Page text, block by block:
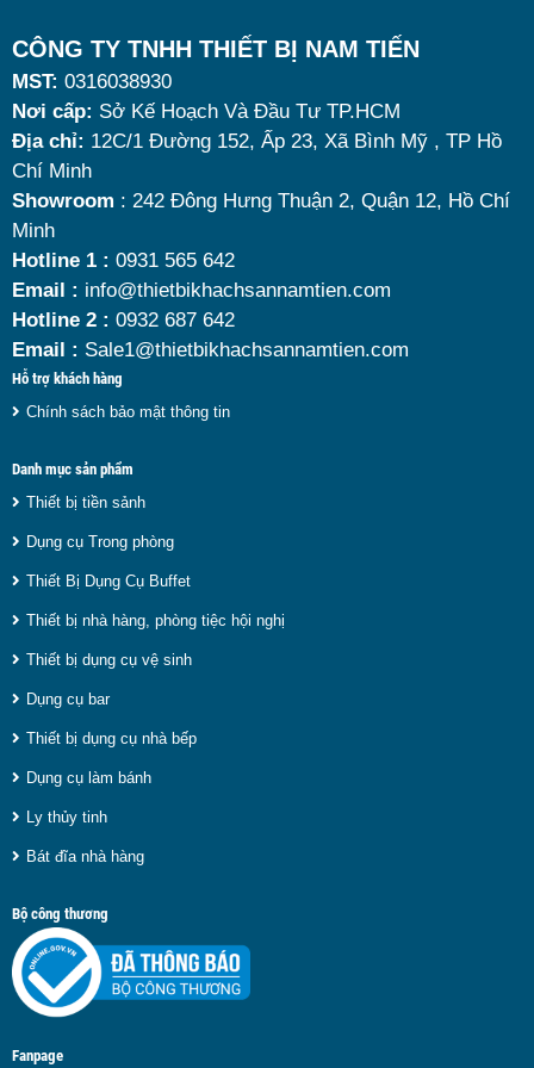
Tuy nhiên, giữa hàng loạt mẫu mã trên thị trường,
đâu là loại phù hợp nhất? Nên chọn nồi hâm buffet
dùng điện hay dùng cồn? Cùng tìm hiểu những tiêu
chí quan trọng giúp bạn chọn được mẫu
nóng thức ăn 9 lítchất lượng, bền đẹp và tối ưu chi
phí nhất hiện nay.
CÔNG TY TNHH THIẾT BỊ NAM TIẾN
MST: 0316038930
Nơi cấp: Sở Kế Hoạch Và Đầu Tư TP.HCM
Địa chỉ: 12C/1 Đường 152, Ấp 23, Xã Bình Mỹ , TP Hồ
Chí Minh
Showroom : 242 Đông Hưng Thuận 2, Quận 12, Hồ Chí
Minh
Hotline 1 : 0931 565 642
Email : info@thietbikhachsannamtien.com
Hotline 2 : 0932 687 642
Email : Sale1@thietbikhachsannamtien.com
Hỗ trợ khách hàng
Chính sách bảo mật thông tin
Danh mục sản phẩm
Thiết bị tiền sảnh
Dụng cụ Trong phòng
Thiết Bị Dụng Cụ Buffet
Thiết bị nhà hàng, phòng tiệc hội nghị
Thiết bị dụng cụ vệ sinh
Dụng cụ bar
Thiết bị dụng cụ nhà bếp
Dụng cụ làm bánh
Ly thủy tinh
Bát đĩa nhà hàng
Bộ công thương
Fanpage